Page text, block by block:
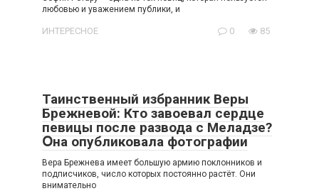
любовью и уважением публики, и
ИНТЕРЕСНОЕ 0 85
Таинственный избранник Веры
Брежневой: Кто завоевал сердце
певицы после развода с Меладзе?
Օна опубликовала фотографии
Вера Брежнева имеет большую армию поклонников и
подписчиков, число которых постоянно растёт. Они
внимательно